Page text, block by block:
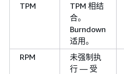
TPM
TPM 相结
合。
Burndown
适用。
RPM
未强制执
行 — 受